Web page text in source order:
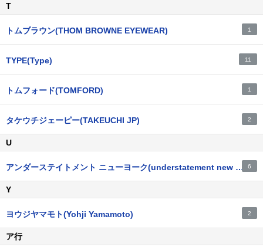
T
トムブラウン(THOM BROWNE EYEWEAR) 1
TYPE(Type) 11
トムフォード(TOMFORD) 1
タケウチジェーピー(TAKEUCHI JP) 2
U
アンダーステイトメント ニューヨーク(understatement new york) 6
Y
ヨウジヤマモト(Yohji Yamamoto) 2
ア行